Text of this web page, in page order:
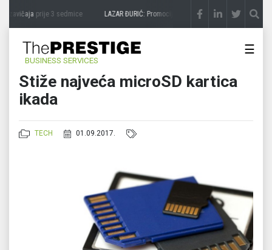
zavičajaprije 3 sedmice LAZAR ĐURIĆ: Promocija potencijal pretvara u destinaciju
BUSINESS SERVICES
☰
Stiže najveća microSD kartica
ikada
TECH 01.09.2017.